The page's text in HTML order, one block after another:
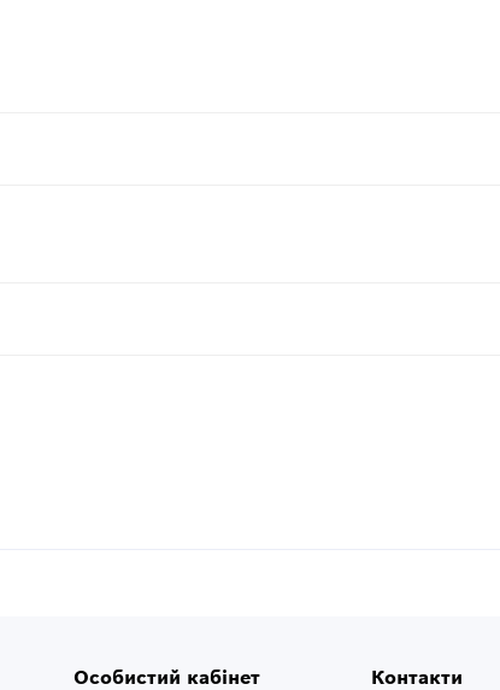
Особистий кабінет Контакти